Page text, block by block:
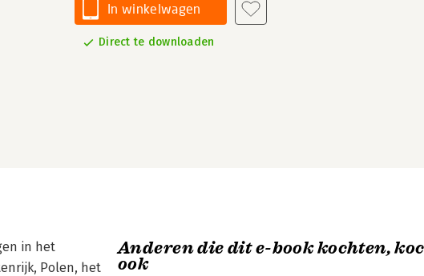
In winkelwagen
Direct te downloaden
in het
Polen, het
Anderen die dit e-book kochten,
ook